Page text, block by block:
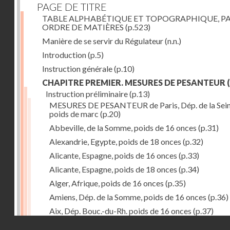
PAGE DE TITRE
TABLE ALPHABÉTIQUE ET TOPOGRAPHIQUE,
ORDRE DE MATIÈRES (p.523)
Manière de se servir du Régulateur(n.n.)
Introduction(p.5)
Instruction générale(p.10)
CHAPITRE PREMIER. MESURES DE PESANTEUR
Instruction préliminaire(p.13)
MESURES DE PESANTEUR de Paris, Dép. de la
poids de marc (p.20)
Abbeville, de la Somme, poids de 16 onces (p.31)
Alexandrie, Egypte, poids de 18 onces (p.32)
Alicante, Espagne, poids de 16 onces (p.33)
Alicante, Espagne, poids de 18 onces (p.34)
Alger, Afrique, poids de 16 onces (p.35)
Amiens, Dép. de la Somme, poids de 16 onces (p.36)
Aix, Dép. Bouc.-du-Rh. poids de 16 onces (p.37)